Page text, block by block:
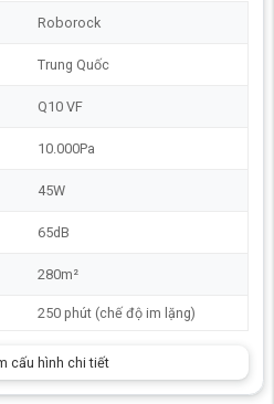
robot hút bụi lau nhà
cho sức mạnh
Roborock
Trung Quốc
Q10 VF
10.000Pa
45W
65dB
280m²
250 phút (chế độ im lặng)
cấu hình chi tiết